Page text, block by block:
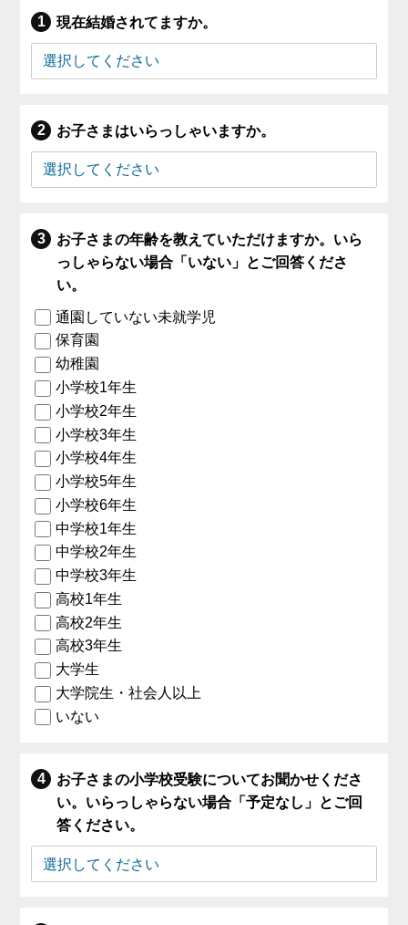
現在結婚されてますか。
お子さまはいらっしゃいますか。
お子さまの年齢を教えていただけますか。いら
っしゃらない場合「いない」とご回答くださ
い。
通園していない未就学児
保育園
幼稚園
小学校1年生
小学校2年生
小学校3年生
小学校4年生
小学校5年生
小学校6年生
中学校1年生
中学校2年生
中学校3年生
高校1年生
高校2年生
高校3年生
大学生
大学院生・社会人以上
いない
お子さまの小学校受験についてお聞かせくださ
い。いらっしゃらない場合「予定なし」とご回
答ください。